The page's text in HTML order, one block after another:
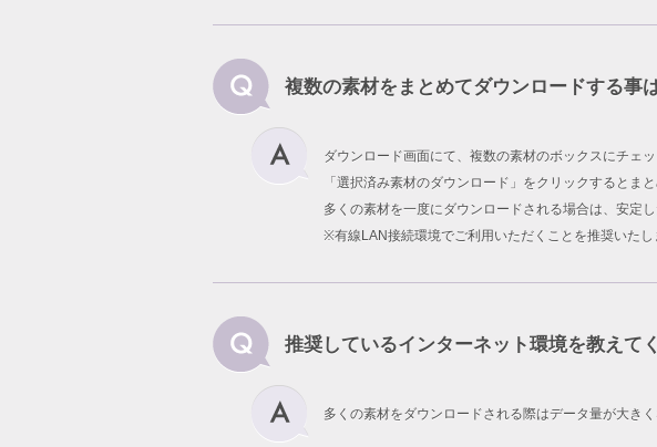
複数の素材をまとめてダウンロードする事
ダウンロード画面にて、複数の素材のボックスにチェッ
「選択済み素材のダウンロード」をクリックするとま
多くの素材を一度にダウンロードされる場合は、安定
※有線LAN接続環境でご利用いただくことを推奨いたし
推奨しているインターネット環境を教えて
多くの素材をダウンロードされる際はデータ量が大き